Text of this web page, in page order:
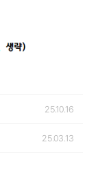
25.10.16
25.03.13